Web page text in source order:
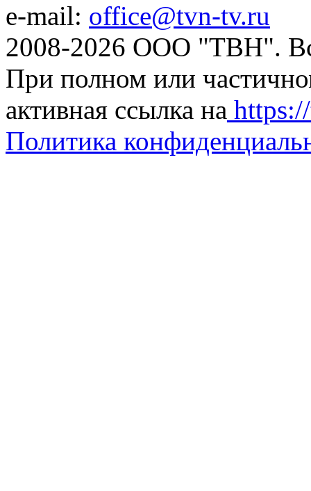
e-mail: office@tvn-tv.ru
2008-2026 ООО "ТВН".
При полном или
активная ссылка на
Политика